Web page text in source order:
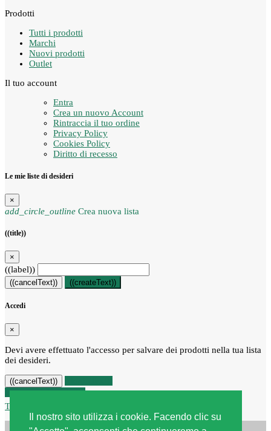
Il nostro sito utilizza i cookie. Facendo clic su
Prodotti
Tutti i prodotti
Marchi
Nuovi prodotti
Outlet
Il tuo account
Entra
Crea un nuovo Account
Rintraccia il tuo ordine
Privacy Policy
Cookies Policy
Diritto di recesso
Le mie liste di desideri
×
add_circle_outline Crea nuova lista
((title))
×
((label))
((cancelText)) ((createText))
Accedi
×
Devi avere effettuato l'accesso per salvare dei prodotti nella tua lista
dei desideri.
((cancelText))
Recesso dal contratto
Traccia stato del recesso